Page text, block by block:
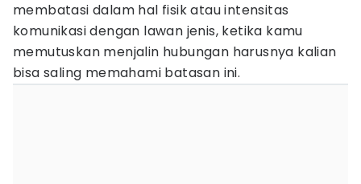
membatasi dalam hal fisik atau intensitas
komunikasi dengan lawan jenis, ketika kamu
memutuskan menjalin hubungan harusnya kalian
bisa saling memahami batasan ini.